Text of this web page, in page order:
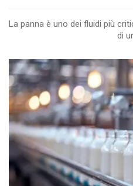
La panna è uno dei fluidi più
di